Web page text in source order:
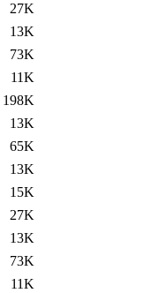
27K
13K
73K
11K
198K
13K
65K
13K
15K
27K
13K
73K
11K